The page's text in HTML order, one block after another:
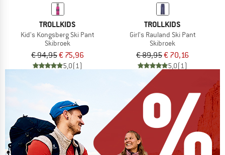
TROLLKIDS
Kid's Kongsberg Ski Pant
Skibroek
€ 94,95€ 75,96
5,0(1)
TROLLKIDS
Girl's Rauland Ski Pant
Skibroek
€ 89,95€ 70,16
5,0(1)